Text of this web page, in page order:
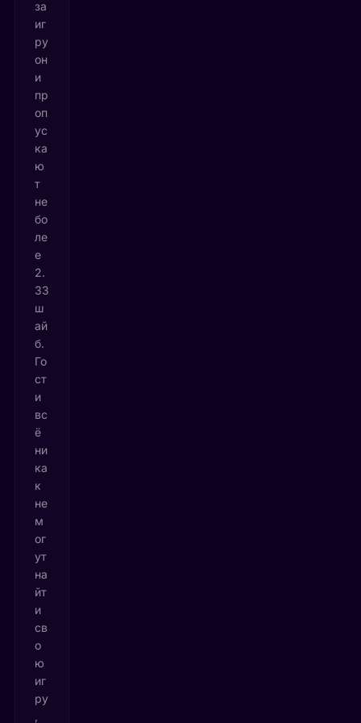
за
иг
ру
он
и
пр
оп
ус
ка
ю
т
не
бо
ле
е
2.
33
ш
ай
б.
Го
ст
и
вс
ё
ни
ка
к
не
м
ог
ут
на
йт
и
св
о
ю
иг
ру